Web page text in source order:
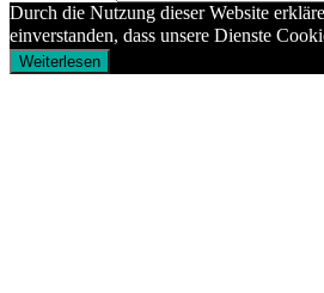
Durch die Nutzung dieser Website
einverstanden, dass unsere Dienste
Weiterlesen